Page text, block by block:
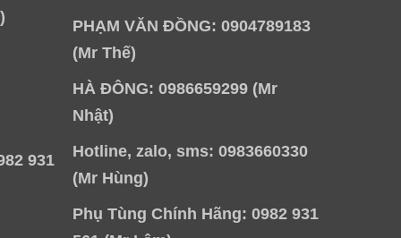
931
PHẠM VĂN ĐỒNG: 0904789183
(Mr Thế)
HÀ ĐÔNG: 0986659299 (Mr
Nhật)
Hotline, zalo, sms: 0983660330
(Mr Hùng)
Phụ Tùng Chính Hãng: 0982 931